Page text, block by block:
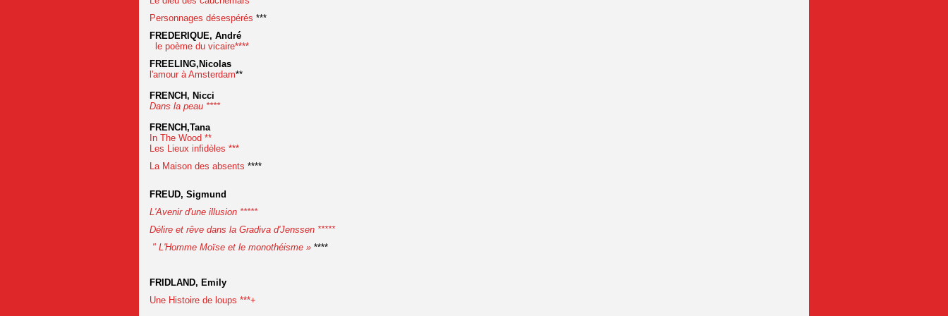
Personnages désespérés ***
FREDERIQUE, André
le poème du vicaire****
FREELING,Nicolas
l'amour à Amsterdam**
FRENCH, Nicci
Dans la peau ****
FRENCH,Tana
In The Wood **
Les Lieux infidèles ***
La Maison des absents ****
FREUD, Sigmund
L'Avenir d'une illusion *****
Délire et rêve dans la Gradiva d'Jenssen *****
" L'Homme Moïse et le monothéisme » ****
FRIDLAND, Emily
Une Histoire de loups ***+